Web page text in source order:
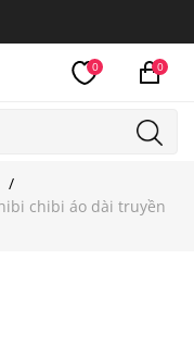
0 0
chibi áo dài truyền